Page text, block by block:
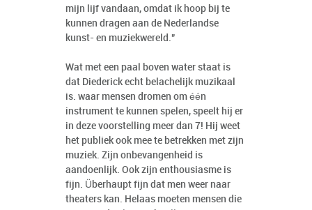
mijn lijf vandaan, omdat ik hoop bij te
kunnen dragen aan de Nederlandse
kunst- en muziekwereld.”
Wat met een paal boven water staat is
dat Diederick echt belachelijk muzikaal
is. waar mensen dromen om één
instrument te kunnen spelen, speelt hij er
in deze voorstelling meer dan 7! Hij weet
het publiek ook mee te betrekken met zijn
muziek. Zijn onbevangenheid is
aandoenlijk. Ook zijn enthousiasme is
fijn. Überhaupt fijn dat men weer naar
theaters kan. Helaas moeten mensen die